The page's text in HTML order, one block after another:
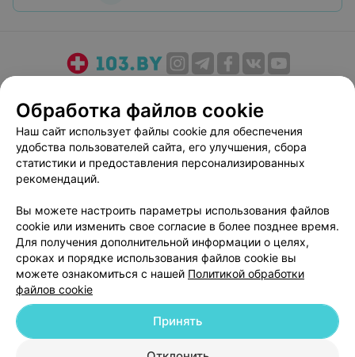
Медицинский маркетинг
Публичный договор
Пользовательское соглашение
Способы оплаты
Вакансии
Партнеры
Персональные настройки cookie
Обработка персональных данных
© 2026 ООО «Артокс Лаб», УНП 191700409| 220012, Республика Беларусь,
Обработка файлов cookie
Наш сайт использует файлы cookie для обеспечения
удобства пользователей сайта, его улучшения, сбора
статистики и предоставления персонализированных
рекомендаций.
Вы можете настроить параметры использования файлов
cookie или изменить свое согласие в более позднее время.
Для получения дополнительной информации о целях,
сроках и порядке использования файлов cookie вы
можете ознакомиться с нашей Политикой обработки
файлов cookie
Принять